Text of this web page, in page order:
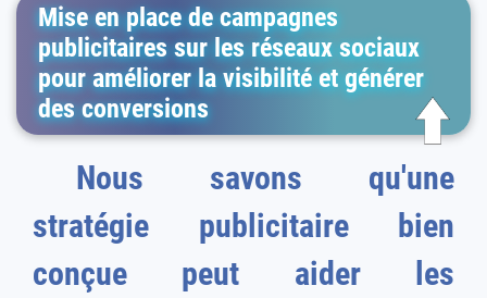
Mise en place de campagnes
publicitaires sur les réseaux sociaux
pour améliorer la visibilité et générer
des conversions
Nous savons qu'une
stratégie publicitaire bien
conçue peut aider les